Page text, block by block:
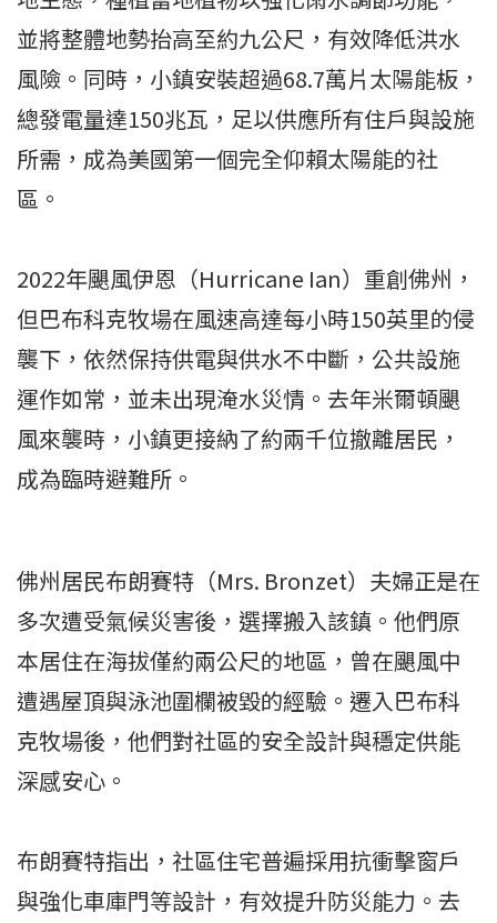
並將整體地勢抬高至約九公尺，有效降低洪水
風險。同時，小鎮安裝超過68.7萬片太陽能板，
總發電量達150兆瓦，足以供應所有住戶與設施
所需，成為美國第一個完全仰賴太陽能的社
區。
2022年颶風伊恩（Hurricane Ian）重創佛州，
但巴布科克牧場在風速高達每小時150英里的侵
襲下，依然保持供電與供水不中斷，公共設施
運作如常，並未出現淹水災情。去年米爾頓颶
風來襲時，小鎮更接納了約兩千位撤離居民，
成為臨時避難所。
佛州居民布朗賽特（Mrs. Bronzet）夫婦正是在
多次遭受氣候災害後，選擇搬入該鎮。他們原
本居住在海拔僅約兩公尺的地區，曾在颶風中
遭遇屋頂與泳池圍欄被毀的經驗。遷入巴布科
克牧場後，他們對社區的安全設計與穩定供能
深感安心。
布朗賽特指出，社區住宅普遍採用抗衝擊窗戶
與強化車庫門等設計，有效提升防災能力。去